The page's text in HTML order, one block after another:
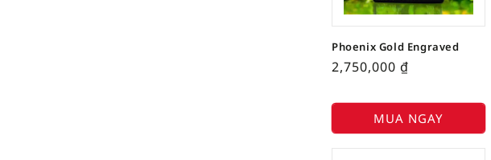
Phoenix Gold Engraved
2,750,000 ₫
MUA NGAY